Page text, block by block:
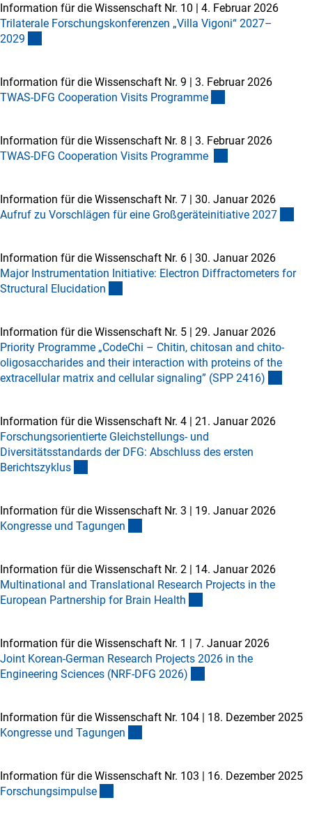
Information für die Wissenschaft Nr. 10 | 4. Februar 2026
Trilaterale Forschungskonferenzen „Villa Vigoni“ 2027–
2029
Information für die Wissenschaft Nr. 9 | 3. Februar 2026
TWAS-DFG Cooperation Visits Programme
Information für die Wissenschaft Nr. 8 | 3. Februar 2026
TWAS-DFG Cooperation Visits Programme
Information für die Wissenschaft Nr. 7 | 30. Januar 2026
Aufruf zu Vorschlägen für eine Großgeräteinitiative 2027
Information für die Wissenschaft Nr. 6 | 30. Januar 2026
Major Instrumentation Initiative: Electron Diffractometers for
Structural Elucidation
Information für die Wissenschaft Nr. 5 | 29. Januar 2026
Priority Programme „CodeChi – Chitin, chitosan and chito-
oligosaccharides and their interaction with proteins of the
extracellular matrix and cellular signaling” (SPP 2416)
Information für die Wissenschaft Nr. 4 | 21. Januar 2026
Forschungsorientierte Gleichstellungs- und
Diversitätsstandards der DFG: Abschluss des ersten
Berichtszyklus
Information für die Wissenschaft Nr. 3 | 19. Januar 2026
Kongresse und Tagungen
Information für die Wissenschaft Nr. 2 | 14. Januar 2026
Multinational and Translational Research Projects in the
European Partnership for Brain Health
Information für die Wissenschaft Nr. 1 | 7. Januar 2026
Joint Korean-German Research Projects 2026 in the
Engineering Sciences (NRF-DFG 2026)
Information für die Wissenschaft Nr. 104 | 18. Dezember 2025
Kongresse und Tagungen
Information für die Wissenschaft Nr. 103 | 16. Dezember 2025
Forschungsimpulse